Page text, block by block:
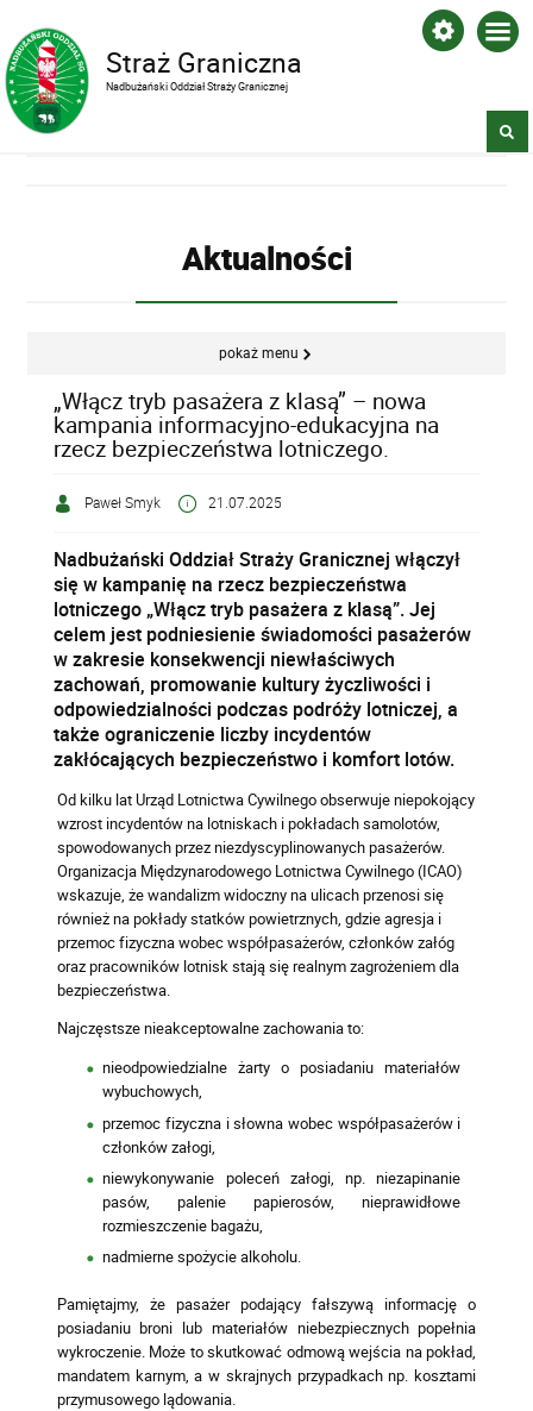
Straż Graniczna
Nadbużański Oddział Straży Granicznej
Aktualności
pokaż menu
„Włącz tryb pasażera z klasą” – nowa
kampania informacyjno-edukacyjna na
rzecz bezpieczeństwa lotniczego.
Paweł Smyk 21.07.2025
Nadbużański Oddział Straży Granicznej włączył
się w kampanię na rzecz bezpieczeństwa
lotniczego „Włącz tryb pasażera z klasą”. Jej
celem jest podniesienie świadomości pasażerów
w zakresie konsekwencji niewłaściwych
zachowań, promowanie kultury życzliwości i
odpowiedzialności podczas podróży lotniczej, a
także ograniczenie liczby incydentów
zakłócających bezpieczeństwo i komfort lotów.
Od kilku lat Urząd Lotnictwa Cywilnego obserwuje niepokojący
wzrost incydentów na lotniskach i pokładach samolotów,
spowodowanych przez niezdyscyplinowanych pasażerów.
Organizacja Międzynarodowego Lotnictwa Cywilnego (ICAO)
wskazuje, że wandalizm widoczny na ulicach przenosi się
również na pokłady statków powietrznych, gdzie agresja i
przemoc fizyczna wobec współpasażerów, członków załóg
oraz pracowników lotnisk stają się realnym zagrożeniem dla
bezpieczeństwa.
Najczęstsze nieakceptowalne zachowania to:
nieodpowiedzialne żarty o posiadaniu materiałów
wybuchowych,
przemoc fizyczna i słowna wobec współpasażerów i
członków załogi,
niewykonywanie poleceń załogi, np. niezapinanie
pasów, palenie papierosów, nieprawidłowe
rozmieszczenie bagażu,
nadmierne spożycie alkoholu.
Pamiętajmy, że pasażer podający fałszywą informację o
posiadaniu broni lub materiałów niebezpiecznych popełnia
wykroczenie. Może to skutkować odmową wejścia na pokład,
mandatem karnym, a w skrajnych przypadkach np. kosztami
przymusowego lądowania.